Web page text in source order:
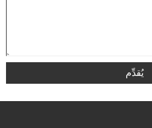
يُقدِّم